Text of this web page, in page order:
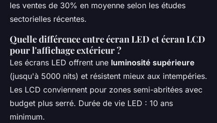
les ventes de 30% en moyenne selon les études
sectorielles récentes.
Quelle différence entre écran LED et écran LCD
pour l'affichage extérieur ?
Les écrans LED offrent une luminosité supérieure
(jusqu'à 5000 nits) et résistent mieux aux intempéries.
Les LCD conviennent pour zones semi-abritées avec
budget plus serré. Durée de vie LED : 10 ans
minimum.